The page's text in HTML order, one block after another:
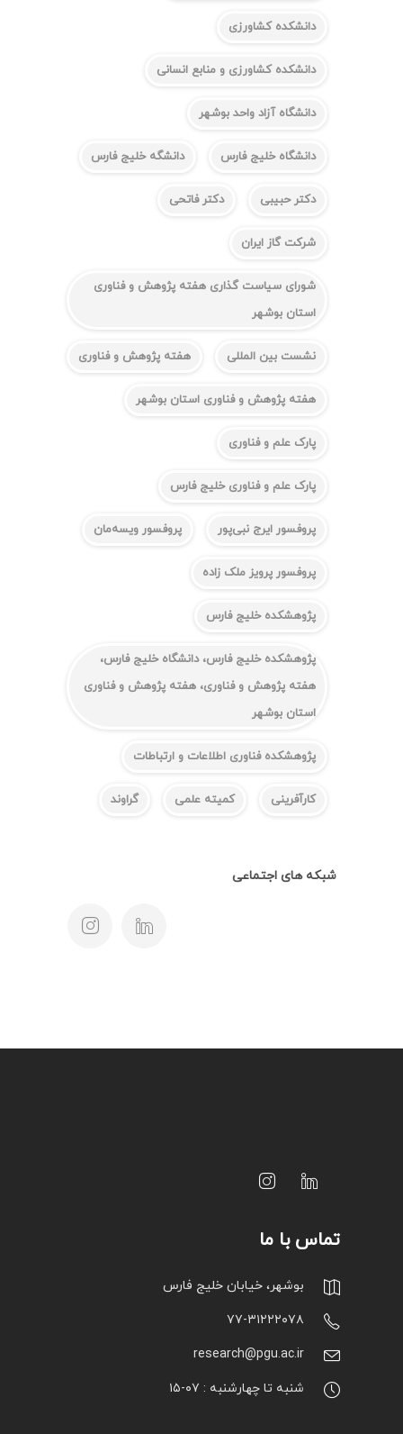
دانشکده کشاورزی
دانشکده کشاورزی و منابع انسانی
دانشگاه آزاد واحد بوشهر
دانشگاه خلیج فارس دانشگه خلیج فارس
دکتر حبیبی دکتر فاتحی
شرکت گاز ایران
شورای سیاست گذاری هفته پژوهش و فناوری
استان بوشهر
نشست بین المللی هفته پژوهش و فناوری
هفته پژوهش و فناوری استان بوشهر
پارک علم و فناوری
پارک علم و فناوری خلیج فارس
پروفسور ایرج نبی‌پور پروفسور ویسه‌مان
پروفسور پرویز ملک زاده
پژوهشکده خلیج فارس
پژوهشکده خلیج فارس، دانشگاه خلیج فارس،
هفته پژوهش و فناوری، هفته پژوهش و فناوری
استان بوشهر
پژوهشکده فناوری اطلاعات و ارتباطات
کارآفرینی کمیته علمی گراوند
شبکه های اجتماعی
تماس با ما
بوشهر، خیابان خلیج فارس
۷۷-۳۱۲۲۲۰۷۸
research@pgu.ac.ir
شنبه تا چهارشنبه : ۰۷-۱۵